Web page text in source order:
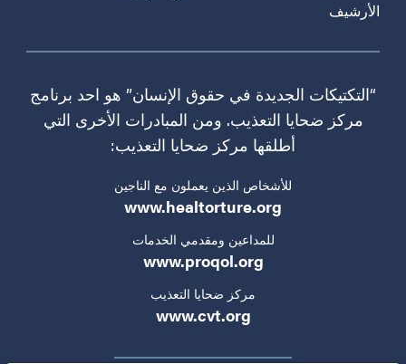
الأرشيف
“التكتيكات الجديدة في حقوق الإنسان” هو احد برنامج
مركز ضحايا التعذيب. ومن المبادرات الأخرى التي
أطلقها مركز ضحايا التعذيب:
للأشخاص الذين يعملون مع الناجين
www.healtorture.org
للمداعين ومقدمي الخدمات
www.proqol.org
مركز ضحايا التعذيب
www.cvt.org